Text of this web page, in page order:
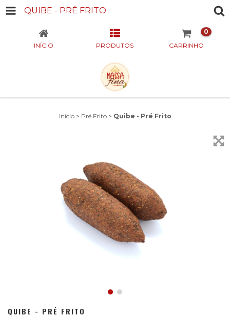
QUIBE - PRÉ FRITO
INÍCIO PRODUTOS CARRINHO
0
Início > Pré Frito > Quibe - Pré Frito
QUIBE - PRÉ FRITO